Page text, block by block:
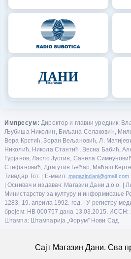
Импресум: Директор и главни уредник:
Љубиша Николин, Биљана Селаковић, Миле
Вера Крстић, Зоран Вељановић, Л.
Николић, Никола Стантић, Весна Бабић,
Гурјанов, Ласло Јустин, Санела
Стефановић, Драгутин Бећар, Маћаш
Тивадар Тот. | Е-маил: magazindani@gmail.com
| Оснивач и издавач: Магазин Дани д.о.о. |
Министарству за културу и информисање
1283, 19. априла 1992. год. | У регистру
бројем: НВ 000757 дана 13.03.2015. ИССН:
Штампа: Штампарија „Форум” Нови Сад
Сајт Магазин Дани. Сва